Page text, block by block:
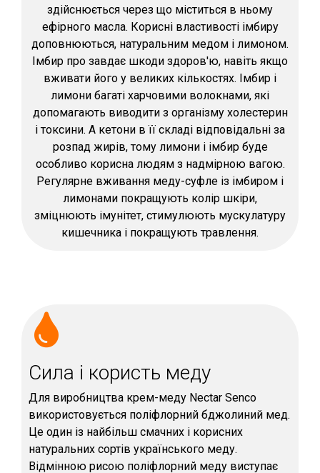
здійснюється через що міститься в ньому
ефірного масла. Корисні властивості імбиру
доповнюються, натуральним медом і лимоном.
Імбир про завдає шкоди здоров'ю, навіть якщо
вживати його у великих кількостях. Імбир і
лимони багаті харчовими волокнами, які
допомагають виводити з організму холестерин
і токсини. А кетони в її складі відповідальні за
розпад жирів, тому лимони і імбир буде
особливо корисна людям з надмірною вагою.
Регулярне вживання меду-суфле із імбиром і
лимонами покращують колір шкіри,
зміцнюють імунітет, стимулюють мускулатуру
кишечника і покращують травлення.
Сила і користь меду
Для виробництва крем-меду Nectar Senco
використовується поліфлорний бджолиний мед.
Це один із найбільш смачних і корисних
натуральних сортів українського меду.
Відмінною рисою поліфлорний меду виступає